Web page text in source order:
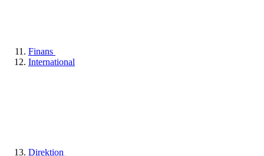
Finans
International
Direktion